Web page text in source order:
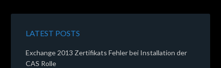
LATEST POSTS
Exchange 2013 Zertifikats Fehler bei Installation der
CAS Rolle